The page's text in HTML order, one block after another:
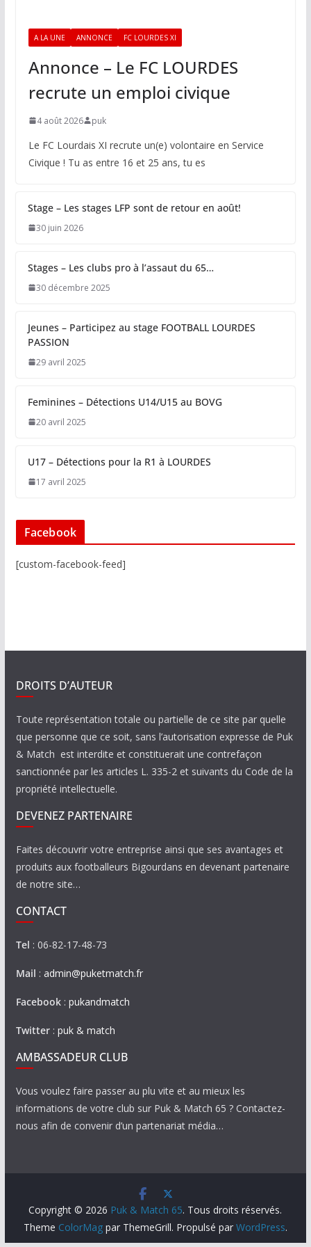
A LA UNE ANNONCE FC LOURDES XI
Annonce – Le FC LOURDES
recrute un emploi civique
4 août 2026 puk
Le FC Lourdais XI recrute un(e) volontaire en Service
Civique ! Tu as entre 16 et 25 ans, tu es
Stage – Les stages LFP sont de retour en août!
30 juin 2026
Stages – Les clubs pro à l’assaut du 65…
30 décembre 2025
Jeunes – Participez au stage FOOTBALL LOURDES
PASSION
29 avril 2025
Feminines – Détections U14/U15 au BOVG
20 avril 2025
U17 – Détections pour la R1 à LOURDES
17 avril 2025
Facebook
[custom-facebook-feed]
DROITS D’AUTEUR
Toute représentation totale ou partielle de ce site par quelle
que personne que ce soit, sans l’autorisation expresse de Puk
& Match est interdite et constituerait une contrefaçon
sanctionnée par les articles L. 335-2 et suivants du Code de la
propriété intellectuelle.
DEVENEZ PARTENAIRE
Faites découvrir votre entreprise ainsi que ses avantages et
produits aux footballeurs Bigourdans en devenant partenaire
de notre site…
CONTACT
Tel : 06-82-17-48-73
Mail : admin@puketmatch.fr
Facebook: pukandmatch
Twitter: puk & match
AMBASSADEUR CLUB
Vous voulez faire passer au plu vite et au mieux les
informations de votre club sur Puk & Match 65 ? Contactez-
nous afin de convenir d’un partenariat média…
Copyright © 2026 Puk & Match 65. Tous droits réservés.
Theme ColorMagpar ThemeGrill. Propulsé par WordPress.